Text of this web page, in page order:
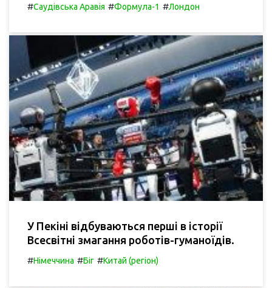
#Саудівська Аравія #Формула-1 #Лондон
У Пекіні відбуваються перші в історії
Всесвітні змагання роботів-гуманоїдів.
#Німеччина #Біг #Китай (регіон)